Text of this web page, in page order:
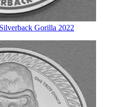
Gorilla 2022